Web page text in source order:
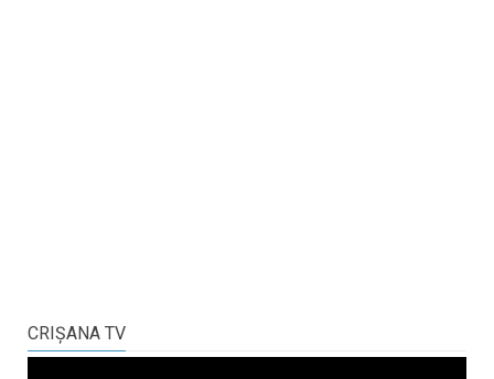
CRIŞANA TV